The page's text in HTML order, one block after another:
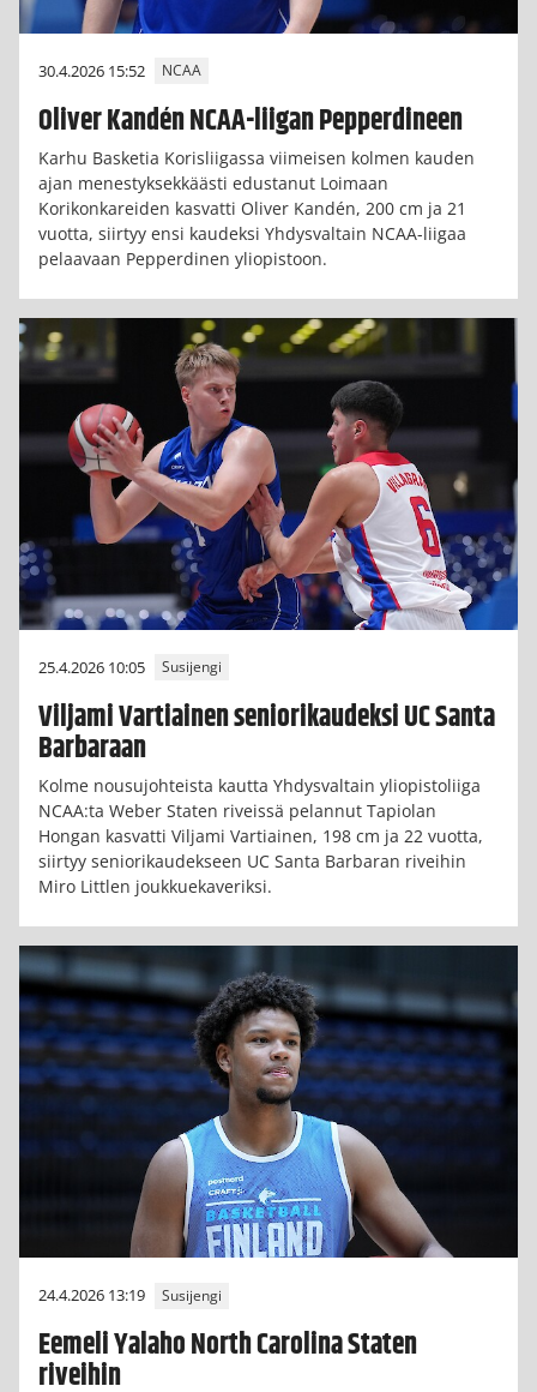
30.4.2026 15:52 NCAA
Oliver Kandén NCAA-liigan Pepperdineen
Karhu Basketia Korisliigassa viimeisen kolmen kauden
ajan menestyksekkäästi edustanut Loimaan
Korikonkareiden kasvatti Oliver Kandén, 200 cm ja 21
vuotta, siirtyy ensi kaudeksi Yhdysvaltain NCAA-liigaa
pelaavaan Pepperdinen yliopistoon.
25.4.2026 10:05 Susijengi
Viljami Vartiainen seniorikaudeksi UC Santa
Barbaraan
Kolme nousujohteista kautta Yhdysvaltain yliopistoliiga
NCAA:ta Weber Staten riveissä pelannut Tapiolan
Hongan kasvatti Viljami Vartiainen, 198 cm ja 22 vuotta,
siirtyy seniorikaudekseen UC Santa Barbaran riveihin
Miro Littlen joukkuekaveriksi.
24.4.2026 13:19 Susijengi
Eemeli Yalaho North Carolina Staten
riveihin